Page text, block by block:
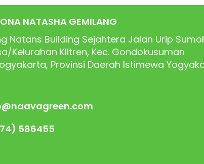
NATASHA GEMILANG
Natans Building Sejahtera Jalan Urip
Kelurahan Klitren, Kec. Gondokusuman
Provinsi Daerah Istimewa
586455